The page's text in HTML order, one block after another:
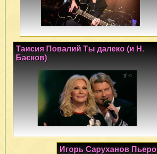
Таисия Повалий Ты далеко (и Н.
Басков)
Игорь Саруханов Пьеро